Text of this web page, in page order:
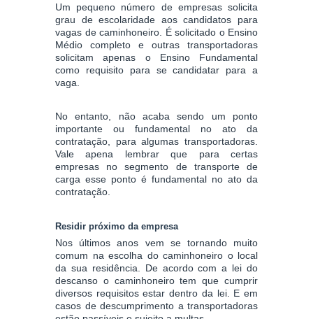
Um pequeno número de empresas solicita
grau de escolaridade aos candidatos para
vagas de caminhoneiro. É solicitado o Ensino
Médio completo e outras transportadoras
solicitam apenas o Ensino Fundamental
como requisito para se candidatar para a
vaga.
No entanto, não acaba sendo um ponto
importante ou fundamental no ato da
contratação, para algumas transportadoras.
Vale apena lembrar que para certas
empresas no segmento de transporte de
carga esse ponto é fundamental no ato da
contratação.
Residir próximo da empresa
Nos últimos anos vem se tornando muito
comum na escolha do caminhoneiro o local
da sua residência. De acordo com a lei do
descanso o caminhoneiro tem que cumprir
diversos requisitos estar dentro da lei. E em
casos de descumprimento a transportadoras